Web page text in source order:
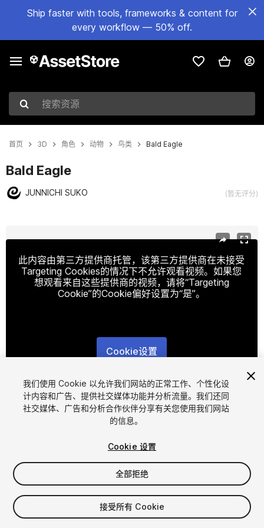
Ship faster with tools, frameworks & content for
every workflow — 50% off.
搜索资源
首页 3D 角色 动物 鸟类 Bald Eagle
Bald Eagle
JUNNICHI SUKO (暂无评分)
此内容由第三方提供商托管，该第三方提供商在未接受
Targeting Cookies的情况下不允许观看视频。如果您
想观看来自这些提供商的视频，请将“Targeting
Cookie”的Cookie偏好设置为“是”。
Cookie设置
1/28
$44.99
增值税将在结算时计算
我们使用 Cookie 以允许我们网站的正常工作、个性化设
计内容和广告、提供社交媒体功能并分析流量。我们还同
社交媒体、广告和分析合作伙伴分享有关您使用我们网站
的信息。
Cookie 设置
全部拒绝
接受所有 Cookie